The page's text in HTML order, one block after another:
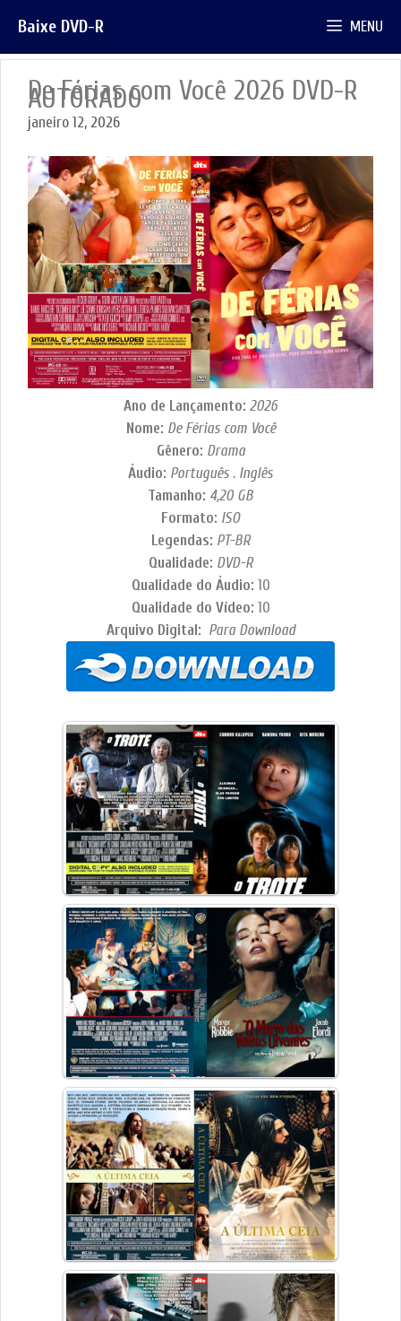
para
o
conteúdo
Baixe DVD-R MENU
De Férias com Você 2026 DVD-R
AUTORADO
janeiro 12, 2026
Ano de Lançamento: 2026
Nome: De Férias com Você
Gênero: Drama
Áudio: Português . Inglês
Tamanho: 4,20 GB
Formato: ISO
Legendas: PT-BR
Qualidade: DVD-R
Qualidade do Áudio: 10
Qualidade do Vídeo: 10
Arquivo Digital: Para Download